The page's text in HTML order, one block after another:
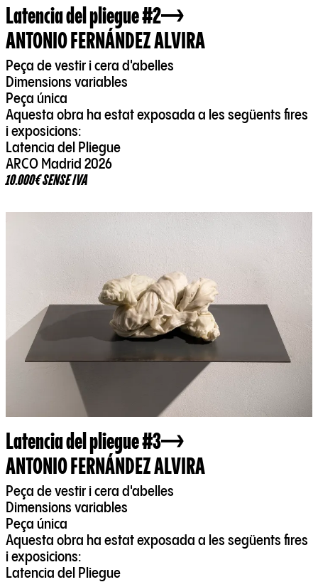
Latencia del pliegue #2
ANTONIO FERNÁNDEZ ALVIRA
Peça de vestir i cera d'abelles
Dimensions variables
Peça única
Aquesta obra ha estat exposada a les següents fires
i exposicions:
Latencia del Pliegue
ARCO Madrid 2026
10.000€ SENSE IVA
Latencia del pliegue #3
ANTONIO FERNÁNDEZ ALVIRA
Peça de vestir i cera d'abelles
Dimensions variables
Peça única
Aquesta obra ha estat exposada a les següents fires
i exposicions:
Latencia del Pliegue